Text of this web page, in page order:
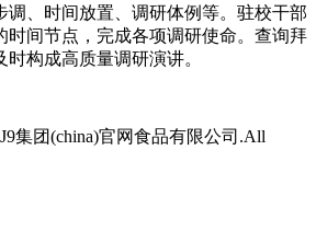
调、时间放置、调研体例等。驻校干部
时间节点，完成各项调研使命。查询拜
构成高质量调研演讲。
集团(china)官网食品有限公司.All